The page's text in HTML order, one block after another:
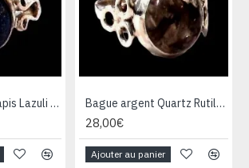
Bague argent Lapis Lazuli - Bijoux Inde - Bijoux indiens Bague argent Quartz Rutile - Bague indienne - Bijoux indiens
28,00€
Ajouter au panier